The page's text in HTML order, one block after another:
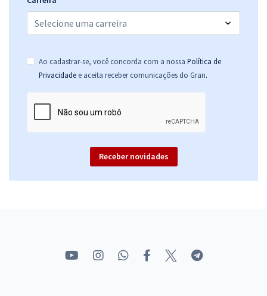
Ao cadastrar-se, você concorda com a nossa Política de
Privacidade e aceita receber comunicações do Gran.
Receber novidades